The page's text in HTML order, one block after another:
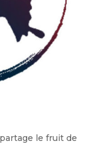
le fruit de